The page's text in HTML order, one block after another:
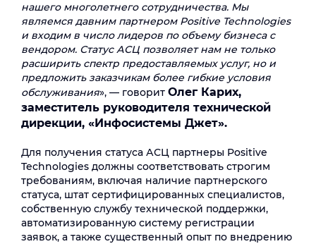
нашего многолетнего сотрудничества. Мы
являемся давним партнером Positive Technologies
и входим в число лидеров по объему бизнеса с
вендором. Статус АСЦ позволяет нам не только
расширить спектр предоставляемых услуг, но и
предложить заказчикам более гибкие условия
обслуживания», — говорит Олег Карих,
заместитель руководителя технической
дирекции, «Инфосистемы Джет».
Для получения статуса АСЦ партнеры Positive
Technologies должны соответствовать строгим
требованиям, включая наличие партнерского
статуса, штат сертифицированных специалистов,
собственную службу технической поддержки,
автоматизированную систему регистрации
заявок, а также существенный опыт по внедрению